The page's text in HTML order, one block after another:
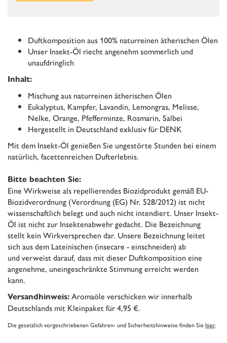
Duftkomposition aus 100% naturreinen ätherischen Ölen
Unser Insekt-Öl riecht angenehm sommerlich und
unaufdringlich
Inhalt:
Mischung aus naturreinen ätherischen Ölen
Eukalyptus, Kampfer, Lavandin, Lemongras, Melisse,
Nelke, Orange, Pfefferminze, Rosmarin, Salbei
Hergestellt in Deutschland exklusiv für DENK
Mit dem Insekt-Öl genießen Sie ungestörte Stunden bei einem
natürlich, facettenreichen Dufterlebnis.
Bitte beachten Sie:
Eine Wirkweise als repellierendes Biozidprodukt gemäß EU-
Biozidverordnung (Verordnung (EG) Nr. 528/2012) ist nicht
wissenschaftlich belegt und auch nicht intendiert. Unser Insekt-
Öl ist nicht zur Insektenabwehr gedacht. Die Bezeichnung
stellt kein Wirkversprechen dar. Unsere Bezeichnung leitet
sich aus dem Lateinischen (insecare - einschneiden) ab
und verweist darauf, dass mit dieser Duftkomposition eine
angenehme, uneingeschränkte Stimmung erreicht werden
kann.
Versandhinweis: Aromaöle verschicken wir innerhalb
Deutschlands mit Kleinpaket für 4,95 €.
Die gesetzlich vorgeschriebenen Gefahren- und Sicherheitshinweise finden Siehier.